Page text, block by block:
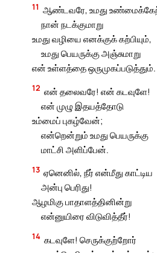
11 ஆண்டவரே, உமது
நான் நடக்குமாறு
உமது வழியை எனக்குக் கற்பியும்,
உமது பெயருக்கு அஞ்சுமாறு
என் உள்ளத்தை ஒருமுகப்படுத்தும்.
12 என் தலைவரே! என் கடவுளே!
என் முழு இதயத்தோடு
உம்மைப் புகழ்வேன்;
என்றென்றும் உமது பெயருக்கு
மாட்சி அளிப்பேன்.
13 ஏனெனில், நீர் என்மீது காட்டிய
அன்பு பெரிது!
ஆழமிகு பாதாளத்தினின்று
என்னுயிரை விடுவித்தீர்!
14 கடவுளே! செருக்குற்றோர்